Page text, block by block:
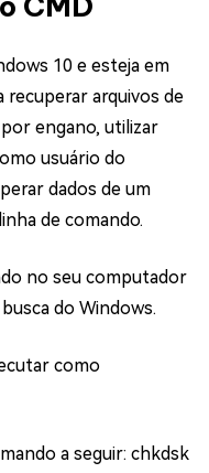
10 e esteja em
recuperar arquivos de
engano, utilizar
usuário do
dados de um
de comando.
no seu computador
do Windows.
como
a seguir: chkdsk